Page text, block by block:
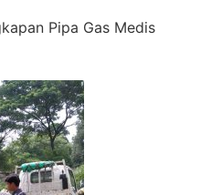
Pipa Gas Medis